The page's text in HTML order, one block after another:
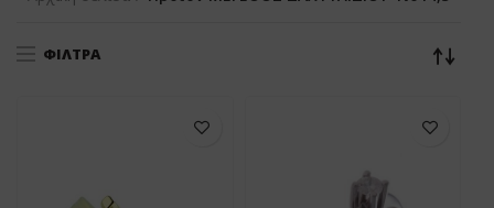
ΦΊΛΤΡΑ